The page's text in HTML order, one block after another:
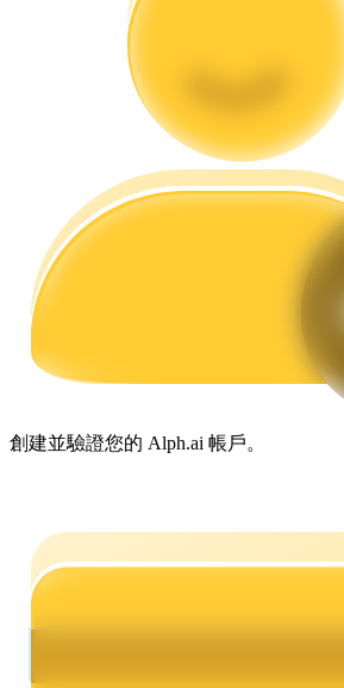
合約資訊
包含交易情況等的大數據分析
創建並驗證您的 Alph.ai 帳戶。